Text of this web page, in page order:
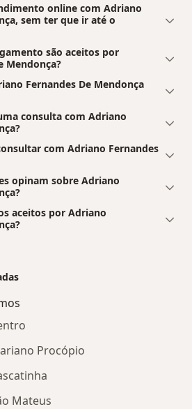
online com Adriano
sem ter que ir até o
são aceitos por
Mendonça?
Fernandes De Mendonça
consulta com Adriano
com Adriano Fernandes
opinam sobre Adriano
aceitos por Adriano
Procópio
Mateus